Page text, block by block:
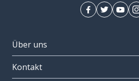
Über uns
Kontakt